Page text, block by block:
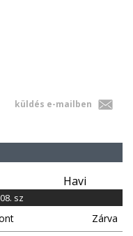
küldés e-mailben
Havi
sz
Zárva